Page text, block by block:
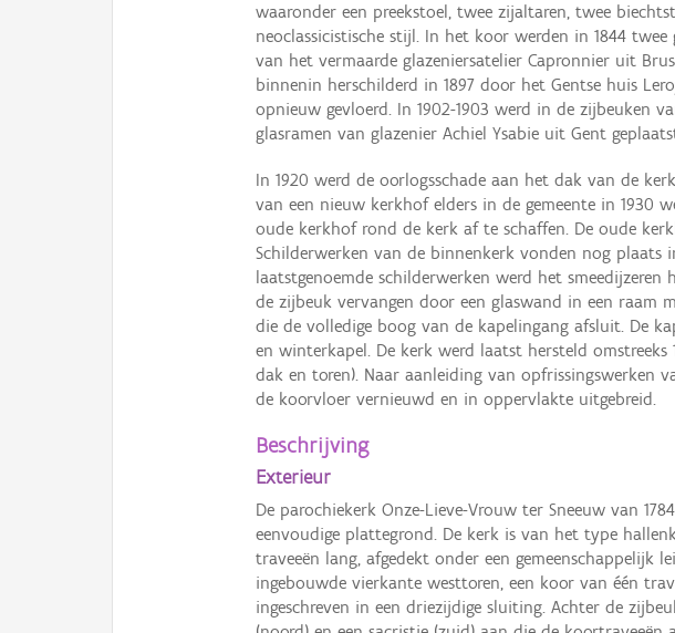
waaronder een preekstoel, twee zijaltaren, twee
neoclassicistische stijl. In het koor werden in 1844
van het vermaarde glazeniersatelier Capronnier uit
binnenin herschilderd in 1897 door het Gentse huis
opnieuw gevloerd. In 1902-1903 werd in de zijbeuken
glasramen van glazenier Achiel Ysabie uit Gent
In 1920 werd de oorlogsschade aan het dak van de
van een nieuw kerkhof elders in de gemeente in 1930
oude kerkhof rond de kerk af te schaffen. De oude
Schilderwerken van de binnenkerk vonden nog plaats
laatstgenoemde schilderwerken werd het
de zijbeuk vervangen door een glaswand in een raam
die de volledige boog van de kapelingang afsluit. De
en winterkapel. De kerk werd laatst hersteld omstreeks
dak en toren). Naar aanleiding van opfrissingswerken
de koorvloer vernieuwd en in oppervlakte uitgebreid.
Beschrijving
Exterieur
De parochiekerk Onze-Lieve-Vrouw ter Sneeuw van
eenvoudige plattegrond. De kerk is van het type
traveeën lang, afgedekt onder een gemeenschappelijk
ingebouwde vierkante westtoren, een koor van één
ingeschreven in een driezijdige sluiting. Achter de